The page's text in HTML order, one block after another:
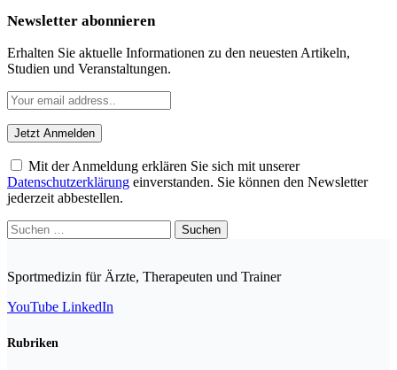
Newsletter abonnieren
Erhalten Sie aktuelle Informationen zu den neuesten Artikeln,
Studien und Veranstaltungen.
Mit der Anmeldung erklären Sie sich mit unserer
Datenschutzerklärung einverstanden. Sie können den Newsletter
jederzeit abbestellen.
Suchen
nach:
Sportmedizin für Ärzte, Therapeuten und Trainer
YouTube LinkedIn
Rubriken